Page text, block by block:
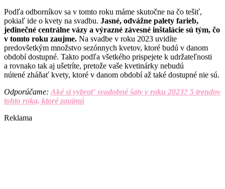
Podľa odborníkov sa v tomto roku máme skutočne na čo tešiť,
pokiaľ ide o kvety na svadbu. Jasné, odvážne palety farieb,
jedinečné centrálne vázy a výrazné závesné inštalácie sú tým, čo
v tomto roku zaujme. Na svadbe v roku 2023 uvidíte
predovšetkým množstvo sezónnych kvetov, ktoré budú v danom
období dostupné. Takto podľa všetkého prispejete k udržateľnosti
a rovnako tak aj ušetríte, pretože vaše kvetinárky nebudú
nútené zháňať kvety, ktoré v danom období až také dostupné nie sú.
Odporúčame:Aké si vybrať svadobné šaty v roku 2023? 5 trendov
tohto roka, ktoré zaujmú
Reklama